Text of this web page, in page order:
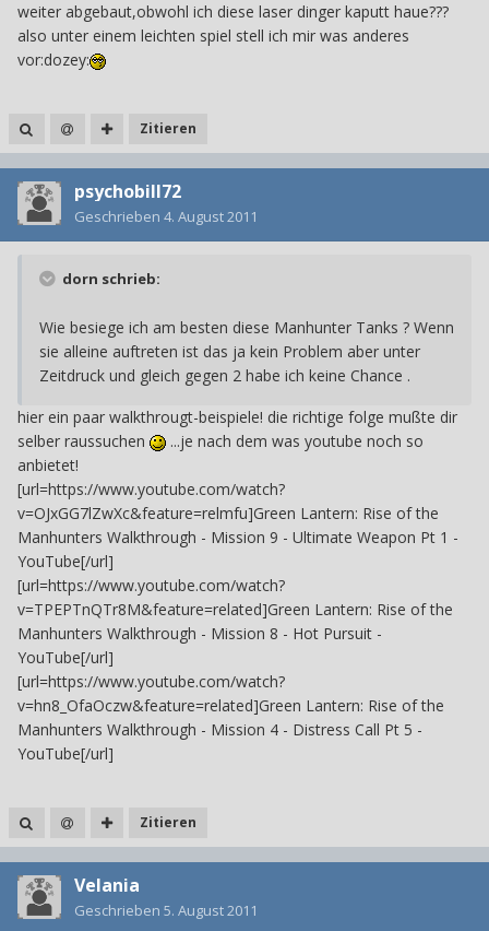
weiter abgebaut,obwohl ich diese laser dinger kaputt haue???
also unter einem leichten spiel stell ich mir was anderes
vor:dozey:
Zitieren
psychobill72
Geschrieben 4. August 2011
dorn schrieb:
Wie besiege ich am besten diese Manhunter Tanks ? Wenn
sie alleine auftreten ist das ja kein Problem aber unter
Zeitdruck und gleich gegen 2 habe ich keine Chance .
hier ein paar walkthrougt-beispiele! die richtige folge mußte dir
selber raussuchen
...je nach dem was youtube noch so
anbietet!
[url=https://www.youtube.com/watch?
v=OJxGG7lZwXc&feature=relmfu]‪Green Lantern: Rise of the
YouTube[/url]
[url=https://www.youtube.com/watch?
v=TPEPTnQTr8M&feature=related]‪Green Lantern: Rise of the
YouTube[/url]
[url=https://www.youtube.com/watch?
v=hn8_OfaOczw&feature=related]‪Green Lantern: Rise of the
YouTube[/url]
Zitieren
Velania
Geschrieben 5. August 2011